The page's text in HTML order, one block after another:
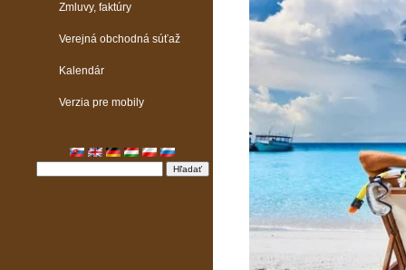
Zmluvy, faktúry
Verejná obchodná súťaž
Kalendár
Verzia pre mobily